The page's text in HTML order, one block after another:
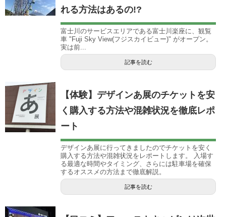
れる方法はあるの!?
富士川のサービスエリアである富士川楽座に、観覧
車 "Fuji Sky View(フジスカイビュー)" がオープン。
実は前...
記事を読む
【体験】デザインあ展のチケットを安
く購入する方法や混雑状況を徹底レポ
ート
デザインあ展に行ってきましたのでチケットを安く
購入する方法や混雑状況をレポートします。 入場す
る最適な時間やタイミング、さらには駐車場を確保
するオススメの方法まで徹底解説。
記事を読む